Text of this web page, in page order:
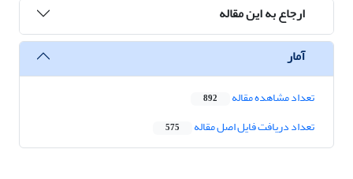
ارجاع به این مقاله
آمار
تعداد مشاهده مقاله 892
تعداد دریافت فایل اصل مقاله 575